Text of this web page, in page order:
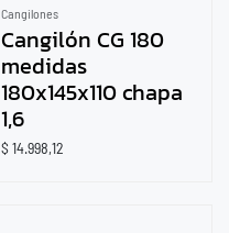
Cangilones
Cangilón CG 180
medidas
180x145x110 chapa
1,6
$14.998,12